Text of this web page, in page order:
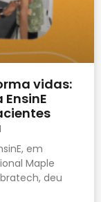
vidas:
em
Maple
deu